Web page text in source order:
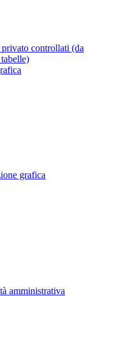
controllati (da
grafica
amministrativa